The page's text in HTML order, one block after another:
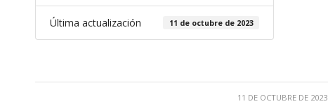
Última actualización 11 de octubre de 2023
11 DE OCTUBRE DE 2023
/